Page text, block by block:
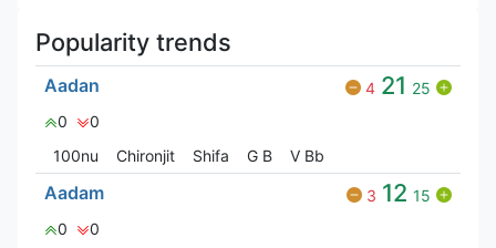
Popularity trends
Aadan 4 21 25
0
0
100nu
Chironjit Shifa G‎ B V Bㅤb
Aadam 3 12 15
0
0